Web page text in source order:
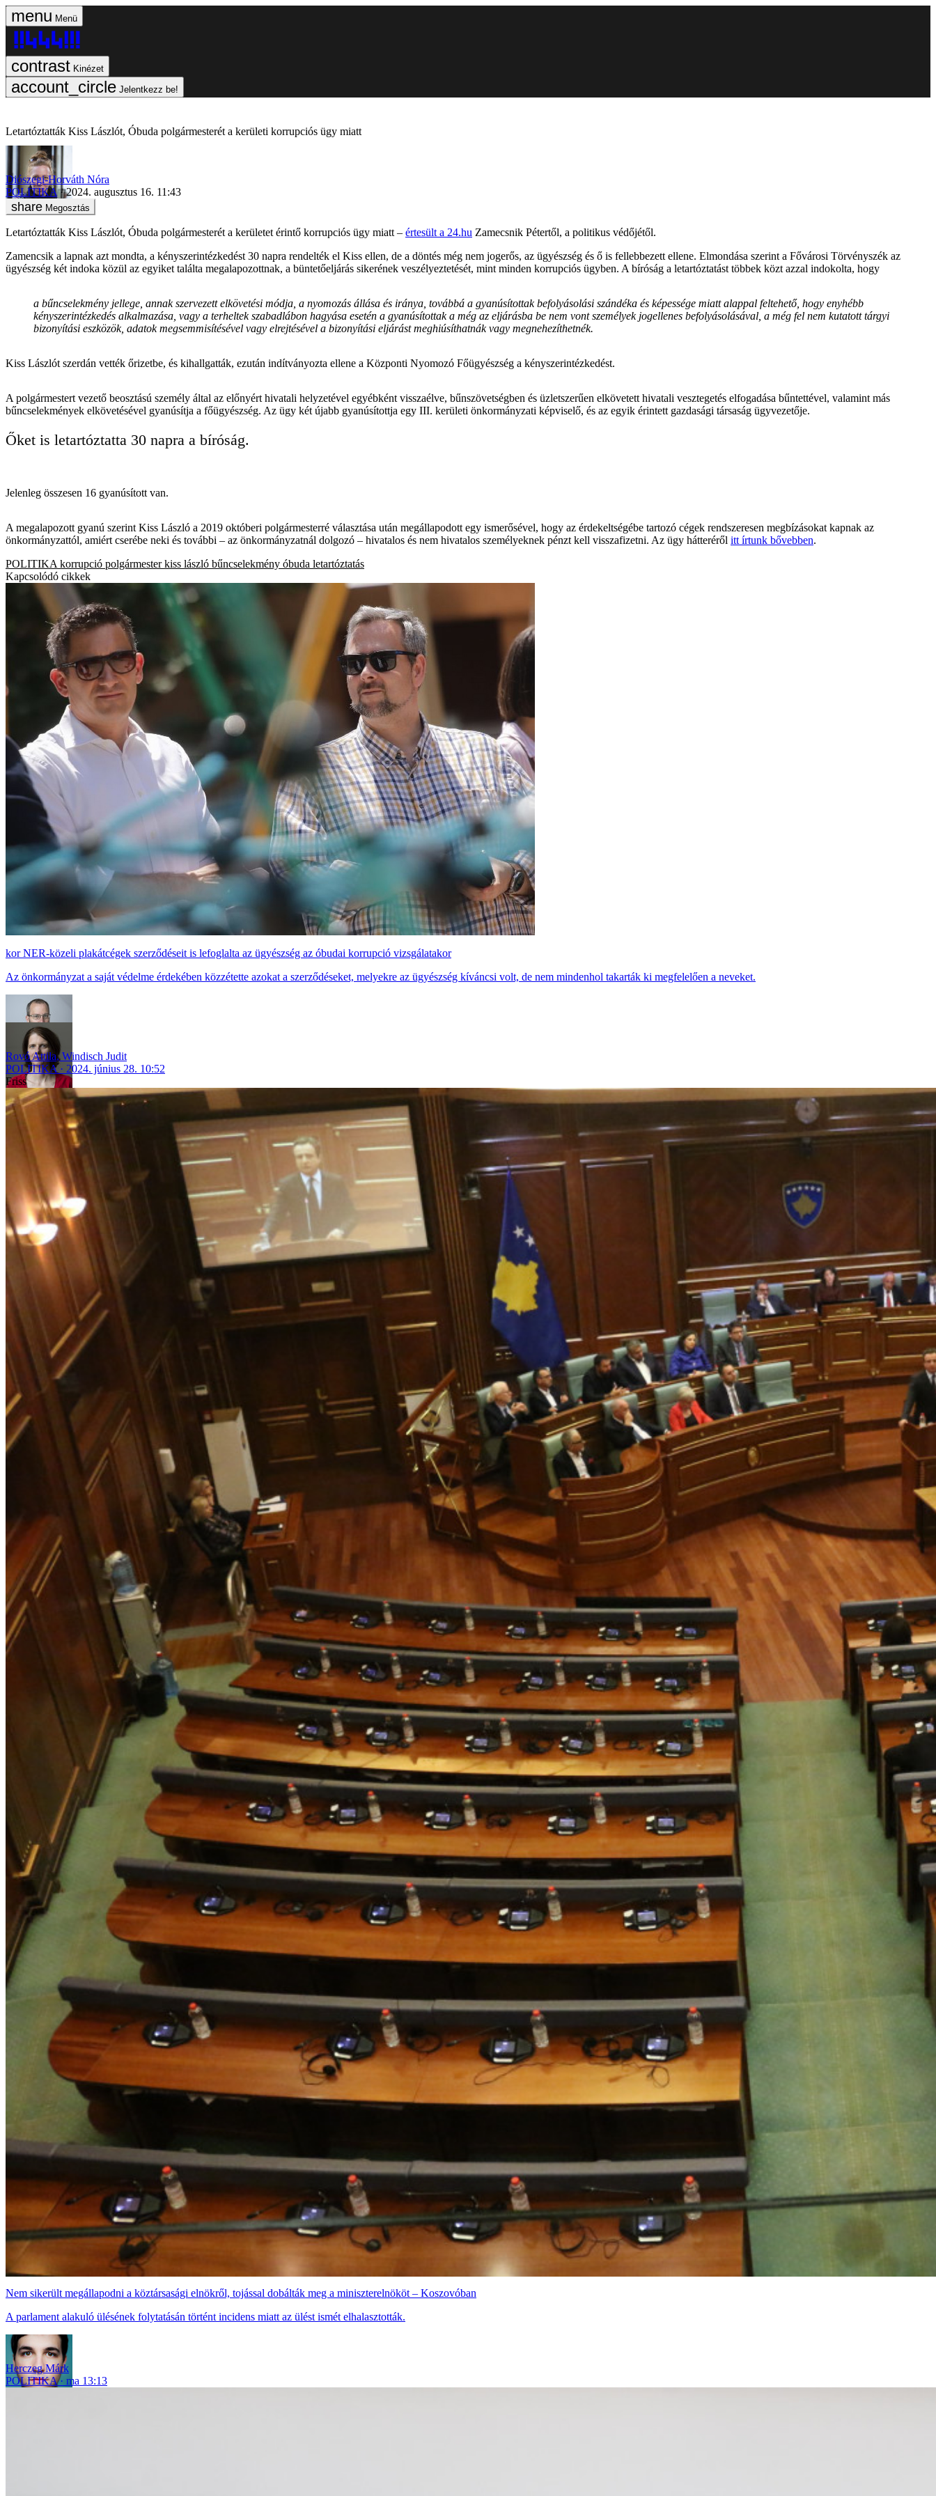
Menü
Kinézet
Jelentkezz be!
Letartóztatták Kiss Lászlót, Óbuda polgármesterét a kerületi korrupciós ügy miatt
Diószegi-Horváth Nóra
POLITIKA
2024. augusztus 16. 11:43
Megosztás
Letartóztatták Kiss Lászlót, Óbuda polgármesterét a kerületet érintő korrupciós ügy miatt – értesült a 24.hu Zamecsnik Pétertől, a politikus védőjétől.
Zamencsik a lapnak azt mondta, a kényszerintézkedést 30 napra rendelték el Kiss ellen, de a döntés még nem jogerős, az ügyészség és ő is fellebbezett ellene. Elmondása szerint a Fővárosi Törvényszék az
ügyészség két indoka közül az egyiket találta megalapozottnak, a büntetőeljárás sikerének veszélyeztetését, mint minden korrupciós ügyben. A bíróság a letartóztatást többek közt azzal indokolta, hogy
a bűncselekmény jellege, annak szervezett elkövetési módja, a nyomozás állása és iránya, továbbá a gyanúsítottak befolyásolási szándéka és képessége miatt alappal feltehető, hogy enyhébb
kényszerintézkedés alkalmazása, vagy a terheltek szabadlábon hagyása esetén a gyanúsítottak a még az eljárásba be nem vont személyek jogellenes befolyásolásával, a még fel nem kutatott tárgyi
bizonyítási eszközök, adatok megsemmisítésével vagy elrejtésével a bizonyítási eljárást meghiúsíthatnák vagy megnehezíthetnék.
Kiss Lászlót szerdán vették őrizetbe, és kihallgatták, ezután indítványozta ellene a Központi Nyomozó Főügyészség a kényszerintézkedést.
A polgármestert vezető beosztású személy által az előnyért hivatali helyzetével egyébként visszaélve, bűnszövetségben és üzletszerűen elkövetett hivatali vesztegetés elfogadása bűntettével, valamint más
bűncselekmények elkövetésével gyanúsítja a főügyészség. Az ügy két újabb gyanúsítottja egy III. kerületi önkormányzati képviselő, és az egyik érintett gazdasági társaság ügyvezetője.
Őket is letartóztatta 30 napra a bíróság.
Jelenleg összesen 16 gyanúsított van.
A megalapozott gyanú szerint Kiss László a 2019 októberi polgármesterré választása után megállapodott egy ismerősével, hogy az érdekeltségébe tartozó cégek rendszeresen megbízásokat kapnak az
önkormányzattól, amiért cserébe neki és további – az önkormányzatnál dolgozó – hivatalos és nem hivatalos személyeknek pénzt kell visszafizetni. Az ügy hátteréről itt írtunk bővebben.
POLITIKA korrupció polgármester kiss lászló bűncselekmény óbuda letartóztatás
Kapcsolódó cikkek
NER-közeli plakátcégek szerződéseit is lefoglalta az ügyészség az óbudai korrupció vizsgálatakor
Az önkormányzat a saját védelme érdekében közzétette azokat a szerződéseket, melyekre az ügyészség kíváncsi volt, de nem mindenhol takarták ki megfelelően a neveket.
Rovó Attila,Windisch Judit
POLITIKA
2024. június 28. 10:52
Friss
Nem sikerült megállapodni a köztársasági elnökről, tojással dobálták meg a miniszterelnököt – Koszovóban
A parlament alakuló ülésének folytatásán történt incidens miatt az ülést ismét elhalasztották.
Herczeg Márk
POLITIKA
ma 13:13